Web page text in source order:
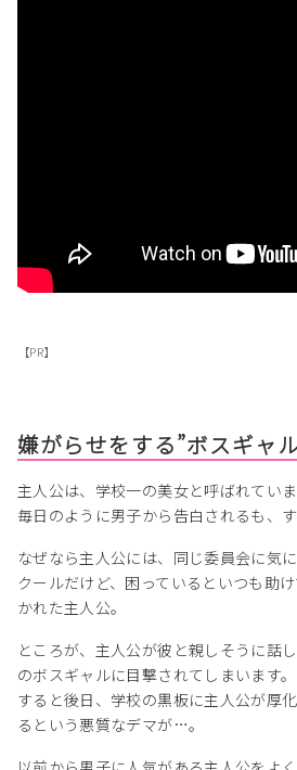
【PR】
嫌がらせをする”ボスギャ
主人公は、学校一の美女と呼ばれていま
毎日のように男子から告白されるも、す
なぜなら主人公には、同じ委員会に気
クールだけど、困っているといつも助
かれた主人公。
ところが、主人公が彼と親しそうに話
のボスギャルに目撃されてしまいます。
すると後日、学校の黒板に主人公が厚
るという悪質なデマが…。